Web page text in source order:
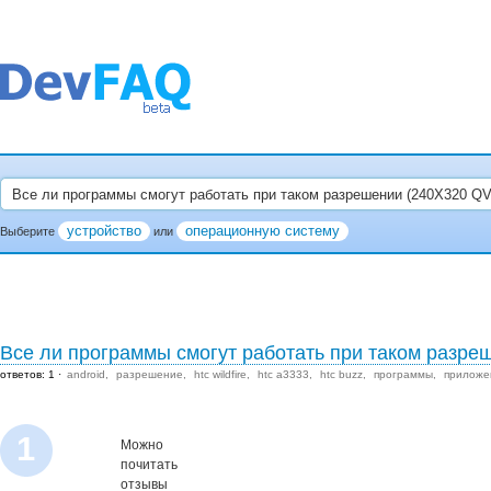
Выберите устройство или операционную систему
Все ли программы смогут работать при таком
ответов: 1 android разрешение htc wildfire htc a3333 htc buzz программы
1
Можно
почитать
отзывы